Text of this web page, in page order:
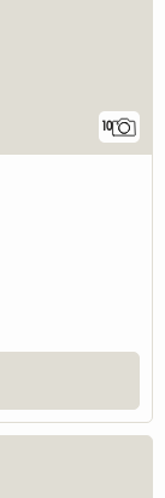
10